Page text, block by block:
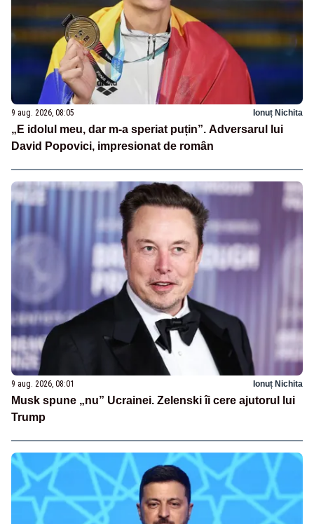
9 aug. 2026, 08:05 Ionuț Nichita
„E idolul meu, dar m-a speriat puțin”. Adversarul lui
David Popovici, impresionat de român
9 aug. 2026, 08:01 Ionuț Nichita
Musk spune „nu” Ucrainei. Zelenski îi cere ajutorul lui
Trump